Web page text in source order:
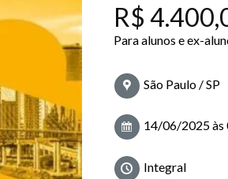
R$
Para alunos e ex-
São Paulo / SP
14/06/2025 às
Integral